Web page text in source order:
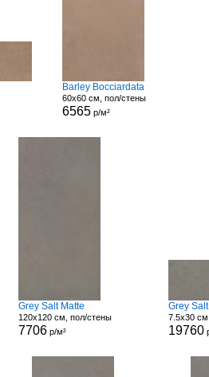
Barley Bocciardata
60x60 см, пол/стены
6565 р/м²
Grey Salt Matte
120x120 см, пол/стены
7706 р/м²
Grey
7.5x30
19760